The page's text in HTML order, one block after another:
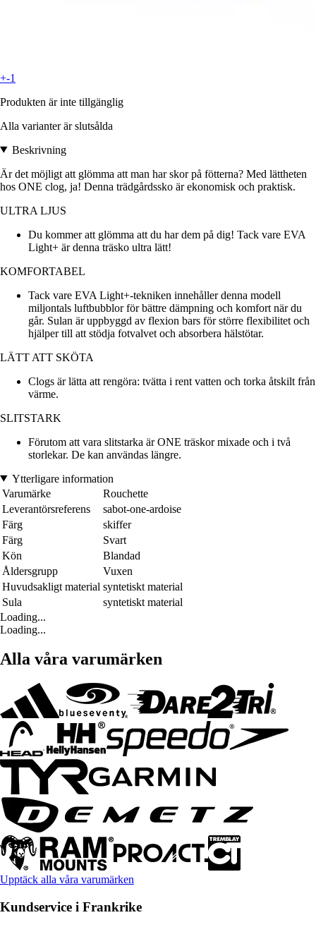
+-1
Produkten är inte tillgänglig
Alla varianter är slutsålda
Beskrivning
Är det möjligt att glömma att man har skor på fötterna? Med lättheten
hos ONE clog, ja! Denna trädgårdssko är ekonomisk och praktisk.
ULTRA LJUS
Du kommer att glömma att du har dem på dig! Tack vare EVA
Light+ är denna träsko ultra lätt!
KOMFORTABEL
Tack vare EVA Light+-tekniken innehåller denna modell
miljontals luftbubblor för bättre dämpning och komfort när du
går. Sulan är uppbyggd av flexion bars för större flexibilitet och
hjälper till att stödja fotvalvet och absorbera hälstötar.
LÄTT ATT SKÖTA
Clogs är lätta att rengöra: tvätta i rent vatten och torka åtskilt från
värme.
SLITSTARK
Förutom att vara slitstarka är ONE träskor mixade och i två
storlekar. De kan användas längre.
Ytterligare information
Varumärke
Rouchette
Leverantörsreferens
sabot-one-ardoise
Färg
skiffer
Färg
Svart
Kön
Blandad
Åldersgrupp
Vuxen
Huvudsakligt material syntetiskt material
Sula
syntetiskt material
Loading...
Loading...
Alla våra varumärken
Upptäck alla våra varumärken
Kundservice i Frankrike